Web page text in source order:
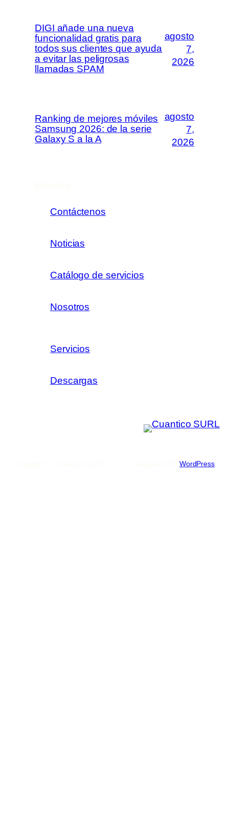
DIGI añade una nueva
funcionalidad gratis para
todos sus clientes que ayuda
a evitar las peligrosas
llamadas SPAM
agosto
7,
2026
Ranking de mejores móviles
Samsung 2026: de la serie
Galaxy S a la A
agosto
7,
2026
Contáctenos
Noticias
Catálogo de servicios
Nosotros
Servicios
Descargas
WordPress